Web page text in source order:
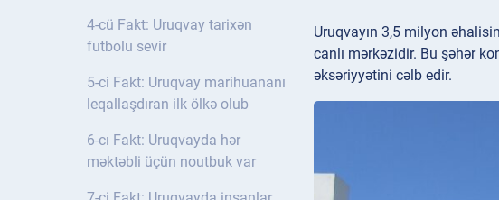
4-cü Fakt: Uruqvay tarixən
futbolu sevir
5-ci Fakt: Uruqvay marihuananı
leqallaşdıran ilk ölkə olub
6-cı Fakt: Uruqvayda hər
məktəbli üçün noutbuk var
Uruqvayın 3,5 milyon
canlı mərkəzidir. Bu şəhər
əksəriyyətini cəlb edir.